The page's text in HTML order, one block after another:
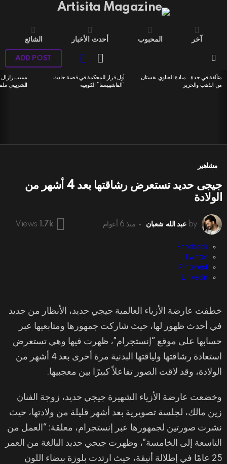
آخر المحبوب أحدث الأخبار الشائع
SWITCH
SKIN
ADD POST
LATEST
STORIES
متألقة في جدة.. ميادة الحناوي بفستان
من الذهب والحرير
أول قرار للمحكمة في قضية حادث
“الفاشينيستا” الكويتية
بسبب زلزال
الشربيني
مشاهير
جيجى حديد تستعرض رشاقتها بعد 4 أشهر من
الولادة
by عبد الله شعبان منذ 6 أعوام 1.7k
Views
Facebook
Twitter
Pinterest
LinkedIn
خطفت عارضة الأزياء العالمية جيجي حديد، الأنظار من جديد
في أحدث ظهور لها، حيث شاركت جمهورها ومتابعيها عبر
حسابها على موقع “إنستجرام”، ظهرت فيها وهي تستعرض
استعادة رشاقتها ولياقتها البدنية مرة أخرى بعد 4 أشهر من
الولادة، وقد لاقت الصور تفاعلاً كبيرًا بين معجبيها.
وخضعت عارضة الأزياء الشهيرة جيجي حديد، زوجة الفنان
زين مالك، لجلسة تصويرية بعد أشهر قليلة من ولادتها، حيث
نشرت صورتين لجمهورها عبر إنستجرام، معلقة: “العمل من
التاسعة إلى الخامسة”، وظهرت جيجي حديد البالغة من العمر
25 عامًا في إطلالة أنيقة، حيث ارتدت بلوزة بيضاء اللون